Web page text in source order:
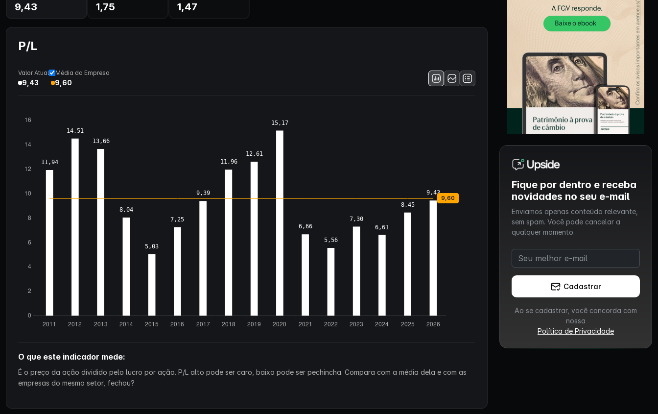
9,43 1,75 1,47
P/L
Valor Atual
9,43
Média da Empresa
9,60
O que este indicador mede:
É o preço da ação dividido pelo lucro por ação. P/L alto pode ser caro, baixo pode ser pechincha. Compara com a média dela e com as
empresas do mesmo setor, fechou?
Fique por dentro e receba
novidades no seu e-mail
Enviamos apenas conteúdo relevante,
sem spam. Você pode cancelar a
qualquer momento.
Cadastrar
Ao se cadastrar, você concorda com
nossa
Política de Privacidade